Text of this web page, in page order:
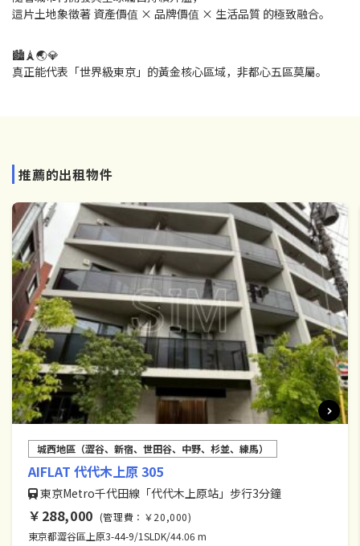
這片土地象徵著 資產價值 × 品牌價值 × 生活品質 的極致融合。
🏙️🗼🌏💎
真正能代表「世界級東京」的黃金核心區域，非都心五區莫屬。
推薦的出租物件
城西地區（澀谷、新宿、世田谷、中野、杉並、練馬）
AIFLAT 代代木上原 305
東京Metro千代田線「代代木上原站」步行3分鐘
￥288,000 (管理費：￥20,000)
東京都澀谷區上原3-44-9/1SLDK/44.06 m